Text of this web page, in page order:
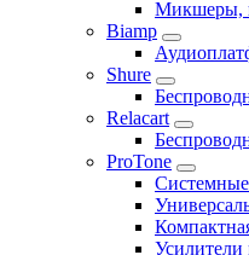
Микшеры,
Biamp
Shure
Relacart
ProTone